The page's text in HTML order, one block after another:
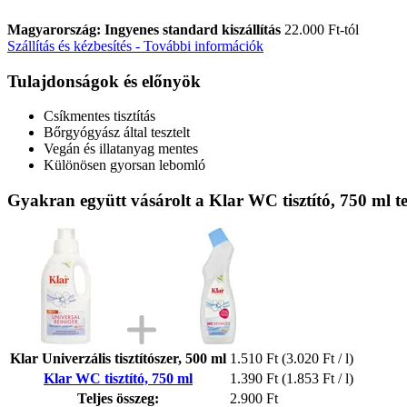
Magyarország: Ingyenes standard kiszállítás 22.000 Ft-tól
Szállítás és kézbesítés - További információk
Tulajdonságok és előnyök
Csíkmentes tisztítás
Bőrgyógyász által tesztelt
Vegán és illatanyag mentes
Különösen gyorsan lebomló
Gyakran együtt vásárolt a Klar WC tisztító, 750 ml
Klar Univerzális tisztítószer, 500 ml 1.510 Ft (3.020 Ft / l)
Klar WC tisztító, 750 ml
1.390 Ft (1.853 Ft / l)
Teljes összeg:
2.900 Ft